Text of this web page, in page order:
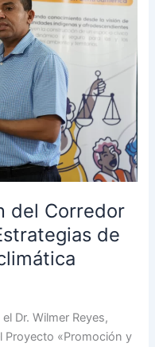
del Corredor
de
Dr. Wilmer Reyes,
Proyecto «Promoción y